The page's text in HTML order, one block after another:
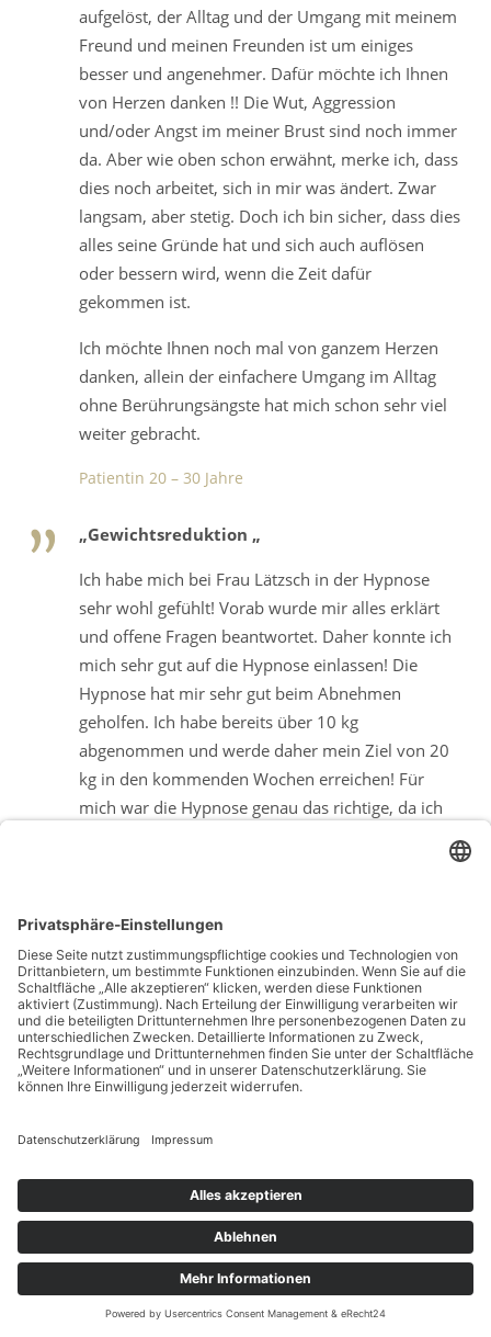
05223 7898310
aufgelöst, der Alltag und der Umgang mit meinem
Freund und meinen Freunden ist um einiges
besser und angenehmer. Dafür möchte ich Ihnen
von Herzen danken !! Die Wut, Aggression
und/oder Angst im meiner Brust sind noch immer
da. Aber wie oben schon erwähnt, merke ich, dass
dies noch arbeitet, sich in mir was ändert. Zwar
langsam, aber stetig. Doch ich bin sicher, dass dies
alles seine Gründe hat und sich auch auflösen
oder bessern wird, wenn die Zeit dafür
gekommen ist.
Ich möchte Ihnen noch mal von ganzem Herzen
danken, allein der einfachere Umgang im Alltag
ohne Berührungsängste hat mich schon sehr viel
weiter gebracht.
Patientin 20 – 30 Jahre
„Gewichtsreduktion „
Ich habe mich bei Frau Lätzsch in der Hypnose
sehr wohl gefühlt! Vorab wurde mir alles erklärt
und offene Fragen beantwortet. Daher konnte ich
mich sehr gut auf die Hypnose einlassen! Die
Hypnose hat mir sehr gut beim Abnehmen
geholfen. Ich habe bereits über 10 kg
abgenommen und werde daher mein Ziel von 20
kg in den kommenden Wochen erreichen! Für
mich war die Hypnose genau das richtige, da ich
etwas verzichten zu müssen! Ich bin immer noch
absolut begeistert, wie „einfach“ abnehmen doch
sein kann!
Patient 30-50 Jahre
in Bünde aufjameda